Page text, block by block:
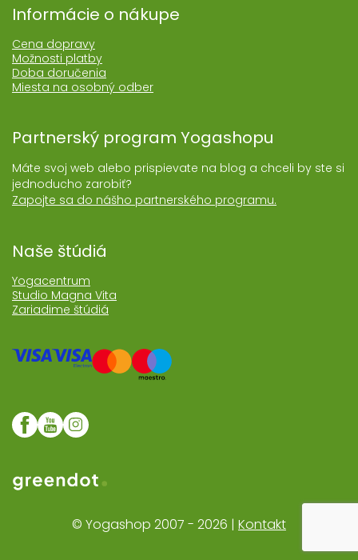
Informácie o nákupe
Cena dopravy
Možnosti platby
Doba doručenia
Miesta na osobný odber
Partnerský program Yogashopu
Máte svoj web alebo prispievate na blog a chceli by ste si
jednoducho zarobiť?
Zapojte sa do nášho partnerského programu.
Naše štúdiá
Yogacentrum
Studio Magna Vita
Zariadime štúdiá
Web realizoval Greendot
© Yogashop 2007 - 2026 | Kontakt